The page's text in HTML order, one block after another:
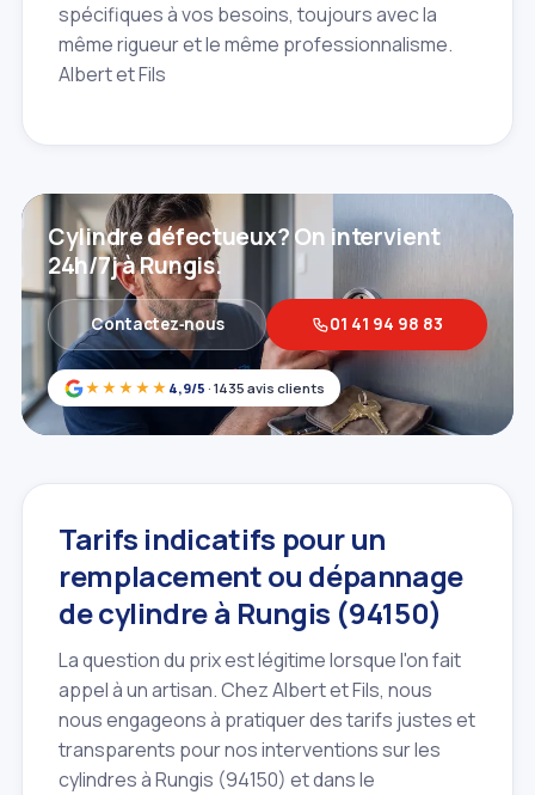
spécifiques à vos besoins, toujours avec la
même rigueur et le même professionnalisme.
Albert et Fils
★★★★★ 4,9/5 · 1435 avis clients
Cylindre défectueux? On intervient
24h/7j à Rungis.
Contactez‑nous 01 41 94 98 83
Tarifs indicatifs pour un
remplacement ou dépannage
de cylindre à Rungis (94150)
La question du prix est légitime lorsque l'on fait
appel à un artisan. Chez Albert et Fils, nous
nous engageons à pratiquer des tarifs justes et
transparents pour nos interventions sur les
cylindres à Rungis (94150) et dans le